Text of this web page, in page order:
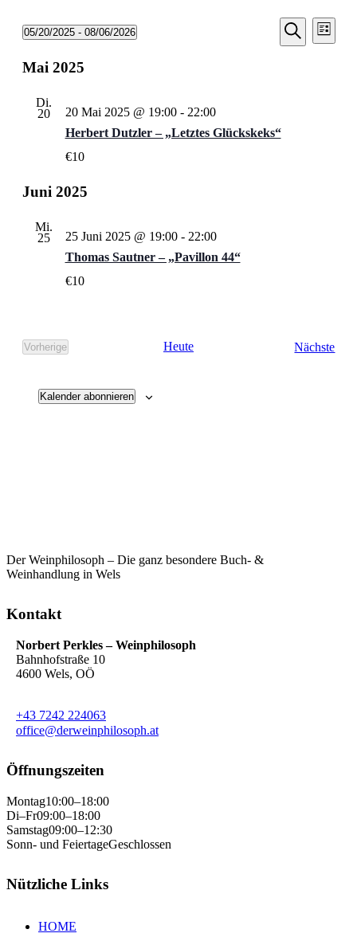
Veranstaltungen
Suche
Suche
Liste
05/20/2025 - 08/06/2026
wählen.
Mai 2025
Di.
20
Herbert Dutzler – „Letztes Glückskeks“
20 Mai 2025 @ 19:00- 22:00
€10
Juni 2025
Mi.
25
Thomas Sautner – „Pavillon 44“
25 Juni 2025 @ 19:00- 22:00
€10
Vorherige
Veranstaltungen
Heute Nächste
Kalender abonnieren
Der Weinphilosoph – Die ganz besondere Buch- &
Weinhandlung in Wels
Kontakt
Norbert Perkles – Weinphilosoph
Bahnhofstraße 10
4600 Wels, OÖ
+43 7242 224063
office@derweinphilosoph.at
Öffnungszeiten
Montag10:00–18:00
Di–Fr09:00–18:00
Samstag09:00–12:30
Sonn- und FeiertageGeschlossen
Nützliche Links
HOME